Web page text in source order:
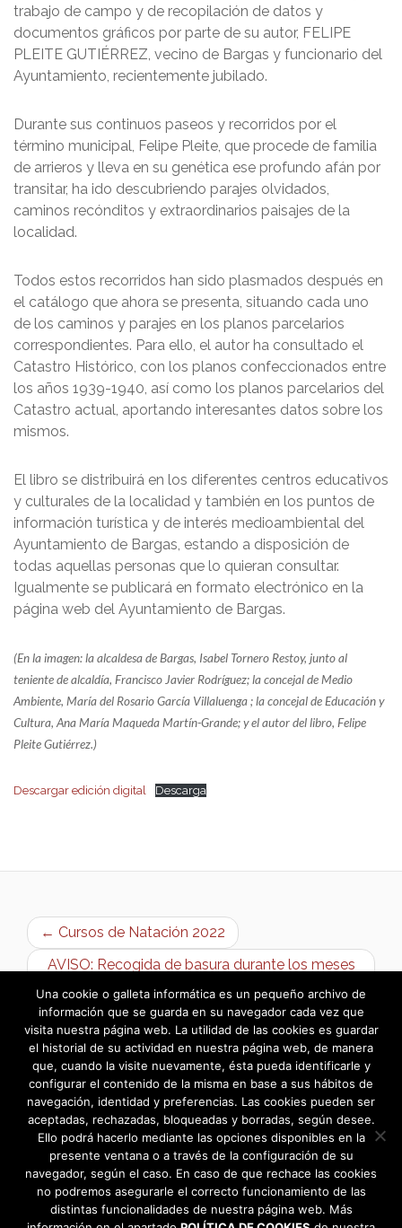
trabajo de campo y de recopilación de datos y
documentos gráficos por parte de su autor, FELIPE
PLEITE GUTIÉRREZ, vecino de Bargas y funcionario del
Ayuntamiento, recientemente jubilado.
Durante sus continuos paseos y recorridos por el
término municipal, Felipe Pleite, que procede de familia
de arrieros y lleva en su genética ese profundo afán por
transitar, ha ido descubriendo parajes olvidados,
caminos recónditos y extraordinarios paisajes de la
localidad.
Todos estos recorridos han sido plasmados después en
el catálogo que ahora se presenta, situando cada uno
de los caminos y parajes en los planos parcelarios
correspondientes. Para ello, el autor ha consultado el
Catastro Histórico, con los planos confeccionados entre
los años 1939-1940, así como los planos parcelarios del
Catastro actual, aportando interesantes datos sobre los
mismos.
El libro se distribuirá en los diferentes centros educativos
y culturales de la localidad y también en los puntos de
información turística y de interés medioambiental del
Ayuntamiento de Bargas, estando a disposición de
todas aquellas personas que lo quieran consultar.
Igualmente se publicará en formato electrónico en la
página web del Ayuntamiento de Bargas.
(En la imagen: la alcaldesa de Bargas, Isabel Tornero Restoy, junto al
teniente de alcaldía, Francisco Javier Rodríguez; la concejal de Medio
Ambiente, María del Rosario García Villaluenga ; la concejal de Educación y
Cultura, Ana María Maqueda Martín-Grande; y el autor del libro, Felipe
Pleite Gutiérrez.)
Descargar edición digital Descarga
← Cursos de Natación 2022
AVISO: Recogida de basura durante los meses
de verano →
Una cookie o galleta informática es un pequeño archivo de
información que se guarda en su navegador cada vez que
visita nuestra página web. La utilidad de las cookies es guardar
el historial de su actividad en nuestra página web, de manera
que, cuando la visite nuevamente, ésta pueda identificarle y
configurar el contenido de la misma en base a sus hábitos de
navegación, identidad y preferencias. Las cookies pueden ser
aceptadas, rechazadas, bloqueadas y borradas, según desee.
Ello podrá hacerlo mediante las opciones disponibles en la
presente ventana o a través de la configuración de su
navegador, según el caso. En caso de que rechace las cookies
no podremos asegurarle el correcto funcionamiento de las
distintas funcionalidades de nuestra página web. Más